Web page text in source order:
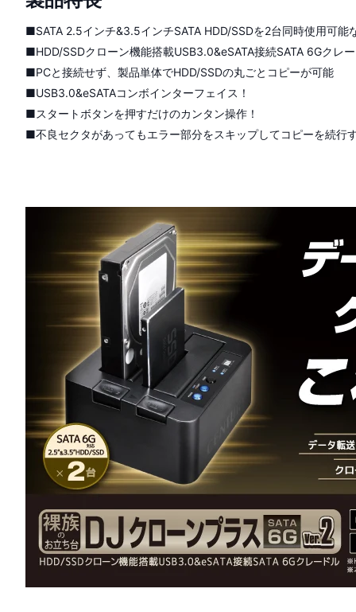
■SATA 2.5インチ&3.5インチSATA HDD/SSDを2台同時使用可能
■HDD/SSDクローン機能搭載USB3.0&eSATA接続SATA 6Gクレ
■PCと接続せず、製品単体でHDD/SSDの丸ごとコピーが可能
■USB3.0&eSATAコンボインターフェイス！
■スタートボタンを押すだけのカンタン操作！
■不良セクタがあってもエラー部分をスキップしてコピーを続行